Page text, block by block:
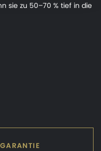
sie zu 50–70 % tief in die